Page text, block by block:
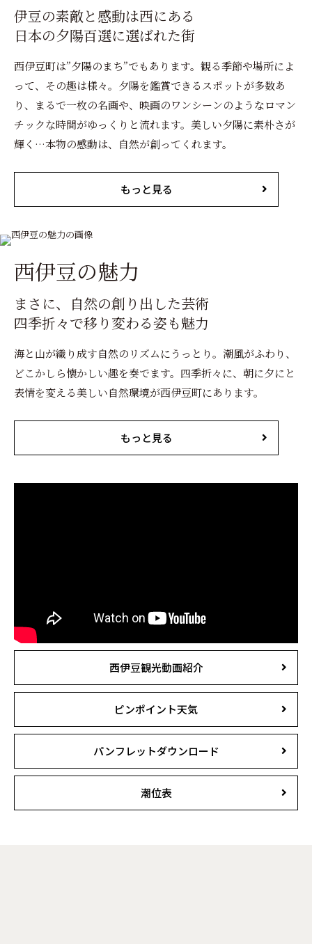
伊豆の素敵と感動は西にある
日本の夕陽百選に選ばれた街
西伊豆町は”夕陽のまち”でもあります。観る季節や場所によ
って、その趣は様々。夕陽を鑑賞できるスポットが多数あ
り、まるで一枚の名画や、映画のワンシーンのようなロマン
チックな時間がゆっくりと流れます。美しい夕陽に素朴さが
輝く…本物の感動は、自然が創ってくれます。
もっと見る
西伊豆の魅力
まさに、自然の創り出した芸術
四季折々で移り変わる姿も魅力
海と山が織り成す自然のリズムにうっとり。潮風がふわり、
どこかしら懐かしい趣を奏でます。四季折々に、朝に夕にと
表情を変える美しい自然環境が西伊豆町にあります。
もっと見る
西伊豆観光動画紹介
ピンポイント天気
パンフレットダウンロード
潮位表